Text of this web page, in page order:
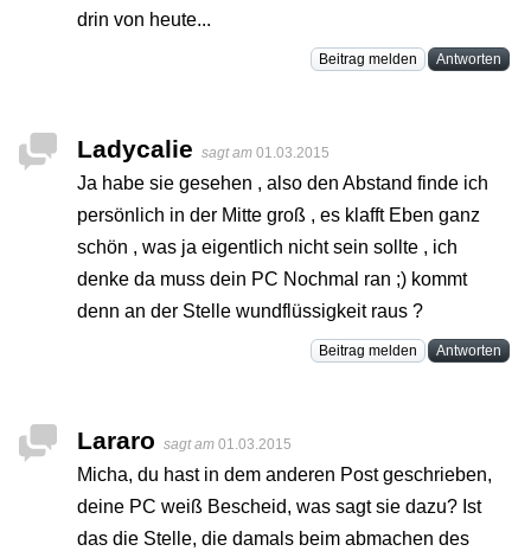
drin von heute...
Beitrag melden Antworten
Ladycalie sagt am 01.03.2015
Ja habe sie gesehen , also den Abstand finde ich
persönlich in der Mitte groß , es klafft Eben ganz
schön , was ja eigentlich nicht sein sollte , ich
denke da muss dein PC Nochmal ran ;) kommt
denn an der Stelle wundflüssigkeit raus ?
Beitrag melden Antworten
Lararo sagt am 01.03.2015
Micha, du hast in dem anderen Post geschrieben,
deine PC weiß Bescheid, was sagt sie dazu? Ist
das die Stelle, die damals beim abmachen des